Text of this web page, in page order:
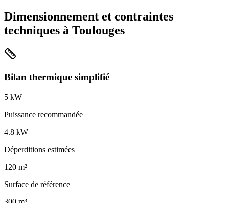
Dimensionnement et contraintes
techniques à Toulouges
Bilan thermique simplifié
5 kW
Puissance recommandée
4.8 kW
Déperditions estimées
120 m²
Surface de référence